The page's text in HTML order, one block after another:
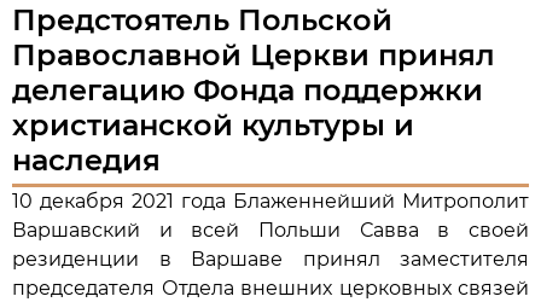
Предстоятель Польской
Православной Церкви принял
делегацию Фонда поддержки
христианской культуры и
наследия
10 декабря 2021 года Блаженнейший Митрополит
Варшавский и всей Польши Савва в своей
резиденции в Варшаве принял заместителя
председателя Отдела внешних церковных связей